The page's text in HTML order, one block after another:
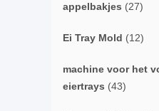
appelbakjes (27)
Ei Tray Mold (12)
machine voor het
eiertrays (43)